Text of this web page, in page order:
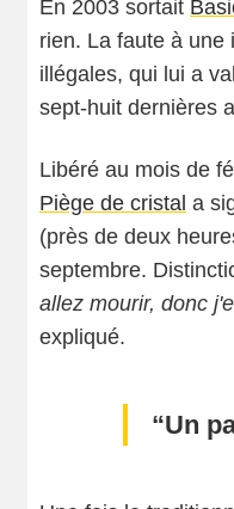
En 2003 sortait
rien. La faute à une
illégales, qui lui a
sept-huit dernières
Libéré au mois de
Piège de cristal a
(près de deux
septembre.
allez mourir, donc
expliqué.
Un